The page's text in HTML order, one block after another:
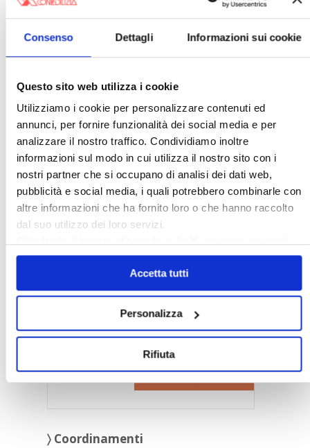
Consenso Dettagli Informazioni sui cookie
Questo sito web utilizza i cookie
Utilizziamo i cookie per personalizzare contenuti ed
annunci, per fornire funzionalità dei social media e per
analizzare il nostro traffico. Condividiamo inoltre
informazioni sul modo in cui utilizza il nostro sito con i
nostri partner che si occupano di analisi dei dati web,
pubblicità e social media, i quali potrebbero combinarle con
altre informazioni che ha fornito loro o che hanno raccolto
dal suo utilizzo dei loro servizi.
solo i cookie necessari.
Accetta tutti
Personalizza
Rifiuta
〉 affittocasa.info
Scopri il portale della Confedilizia che ti aiuta
a gestire ogni aspetto del tuo contratto di
locazione, visitaaffittocasa.info
〉 Amministratori
〉 Coordinamenti